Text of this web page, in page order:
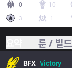
0 10
3
1
룬 / 빌드
BFX Victory